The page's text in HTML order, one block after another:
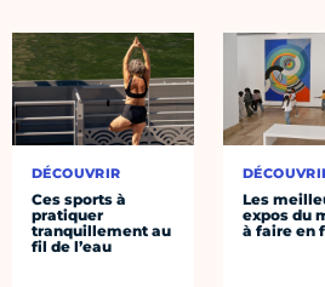
DÉCOUVRIR
Ces sports à
pratiquer
tranquillement au
fil de l’eau
Les
expos du
à faire en